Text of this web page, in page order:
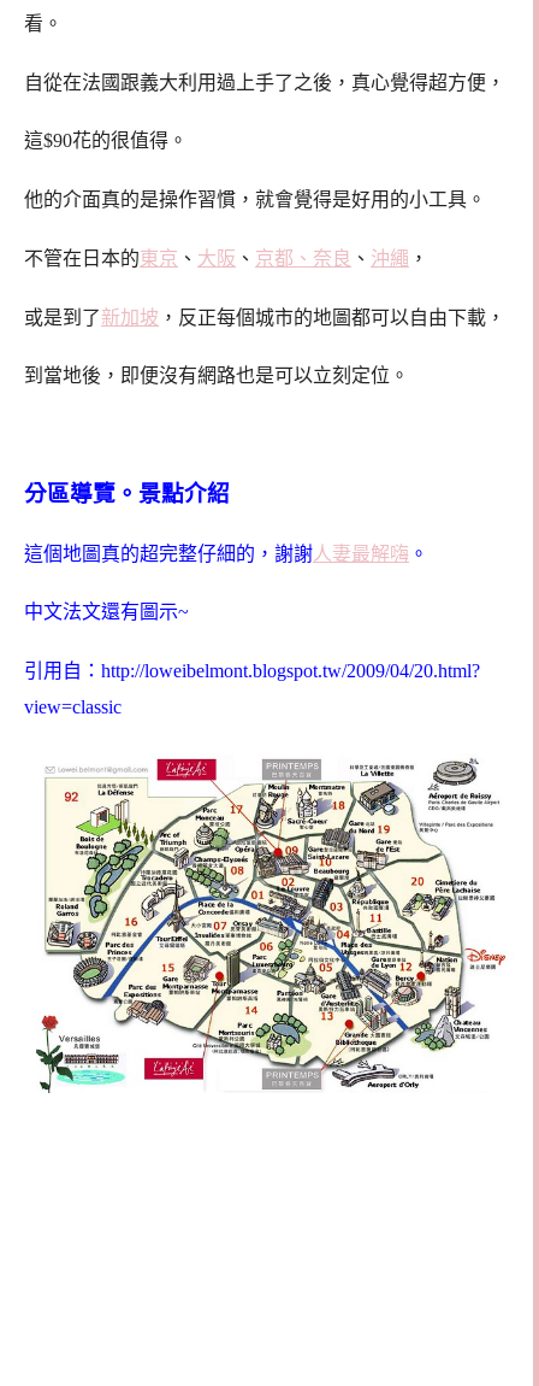
看。
自從在法國跟義大利用過上手了之後，真心覺得超方便，
這$90花的很值得。
他的介面真的是操作習慣，就會覺得是好用的小工具。
不管在日本的東京 、 大阪 、 京都、奈良 、 沖繩 ，
或是到了新加坡 ，反正每個城市的地圖都可以自由下載，
到當地後，即便沒有網路也是可以立刻定位。
分區導覽。景點介紹
這個地圖真的超完整仔細的，謝謝人妻最解嗨 。
中文法文還有圖示~
引用自：http://loweibelmont.blogspot.tw/2009/04/20.html?
view=classic